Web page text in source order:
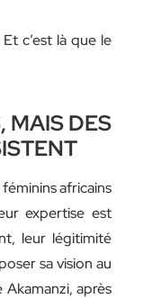
c’est là que le
MAIS DES
africains
expertise est
leur légitimité
sa vision au
Akamanzi, après